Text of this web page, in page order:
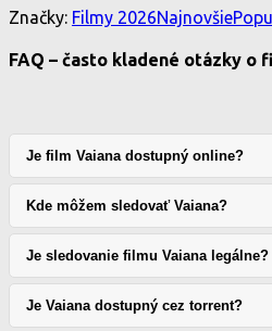
Značky: Filmy 2026Najnovšie
FAQ – často kladené otázky o
Je film Vaiana dostupný online?
Kde môžem sledovať Vaiana?
Je sledovanie filmu Vaiana legálne?
Je Vaiana dostupný cez torrent?